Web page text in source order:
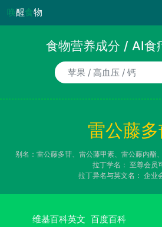
唤醒食物
食物营养成分 / AI食
食物/AI食疗诉求/补充剂名称
雷公藤
别名：雷公藤多苷、雷公藤甲素、雷公藤内酯
拉丁学名： 至尊会员
拉丁异名与英文名： 企业
维基百科英文 百度百科